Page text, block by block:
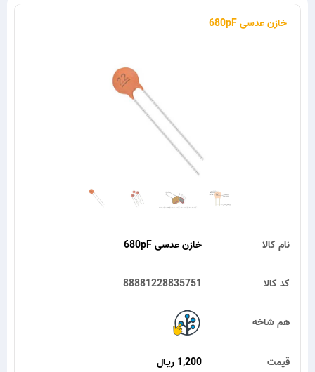
خازن عدسی 680pF
خازن عدسی 680pF نام کالا
88881228835751 کد کالا
هم شاخه
1,200 ریـال قیمت